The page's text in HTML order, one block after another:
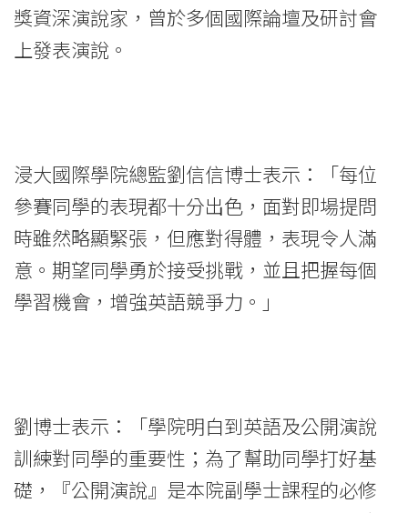
學獎資深演說家，曾於多個國際論壇及研討會
上發表演說。
浸大國際學院總監劉信信博士表示：「每位
參賽同學的表現都十分出色，面對即場提問
時雖然略顯緊張，但應對得體，表現令人滿
意。期望同學勇於接受挑戰，並且把握每個
學習機會，增強英語競爭力。」
劉博士表示：「學院明白到英語及公開演說
訓練對同學的重要性；為了幫助同學打好基
礎，『公開演說』是本院副學士課程的必修